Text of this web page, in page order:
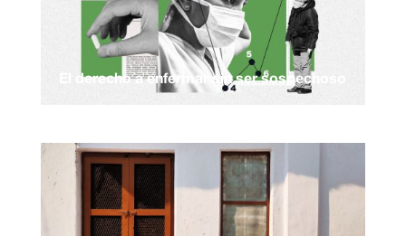
El derecho a enfermar sin ser sospechoso